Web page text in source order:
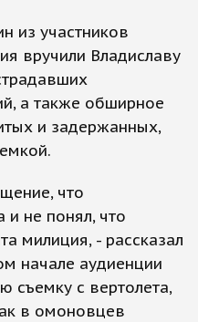
из участников
вручили Владиславу
а также обширное
и задержанных,
что
и не понял, что
милиция, - рассказал
начале аудиенции
съемку с вертолета,
в омоновцев